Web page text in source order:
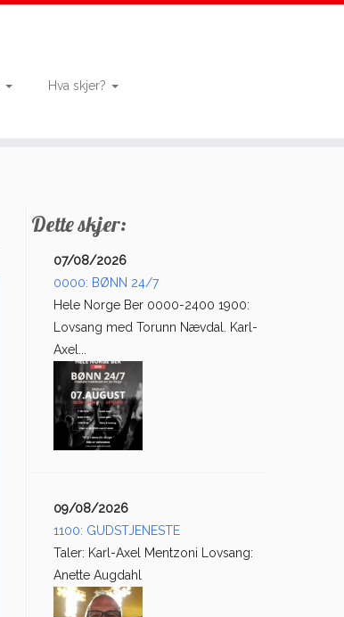
Hva skjer?
Dette skjer:
07/08/2026
0000: BØNN 24/7
Hele Norge Ber 0000-2400 1900:
Lovsang med Torunn Nævdal. Karl-
Axel...
09/08/2026
1100: GUDSTJENESTE
Taler: Karl-Axel Mentzoni Lovsang:
Anette Augdahl